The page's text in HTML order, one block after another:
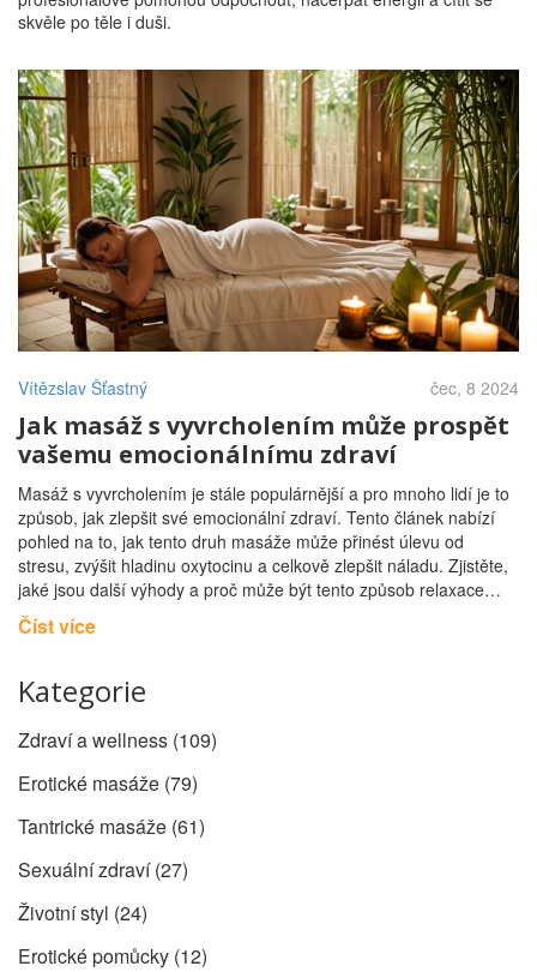
skvěle po těle i duši.
Vítězslav Šťastný čec, 8 2024
Jak masáž s vyvrcholením může prospět
vašemu emocionálnímu zdraví
Masáž s vyvrcholením je stále populárnější a pro mnoho lidí je to
způsob, jak zlepšit své emocionální zdraví. Tento článek nabízí
pohled na to, jak tento druh masáže může přinést úlevu od
stresu, zvýšit hladinu oxytocinu a celkově zlepšit náladu. Zjistěte,
jaké jsou další výhody a proč může být tento způsob relaxace
vhodný právě pro vás.
Číst více
Kategorie
Zdraví a wellness (109)
Erotické masáže (79)
Tantrické masáže (61)
Sexuální zdraví(27)
Životní styl (24)
Erotické pomůcky (12)